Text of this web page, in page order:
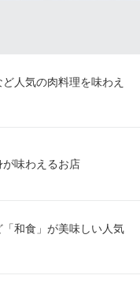
10F
人気の肉料理を味わえ
味わえるお店
和食」が美味しい人気